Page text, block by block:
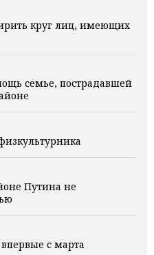
круг лиц, имеющих
семье, пострадавшей
Путина не
с марта